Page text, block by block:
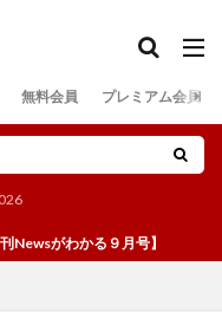
無料会員 プレミアム会員
がわかる９月号】